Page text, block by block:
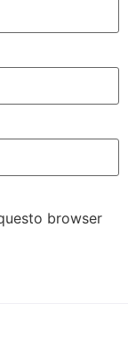
browser